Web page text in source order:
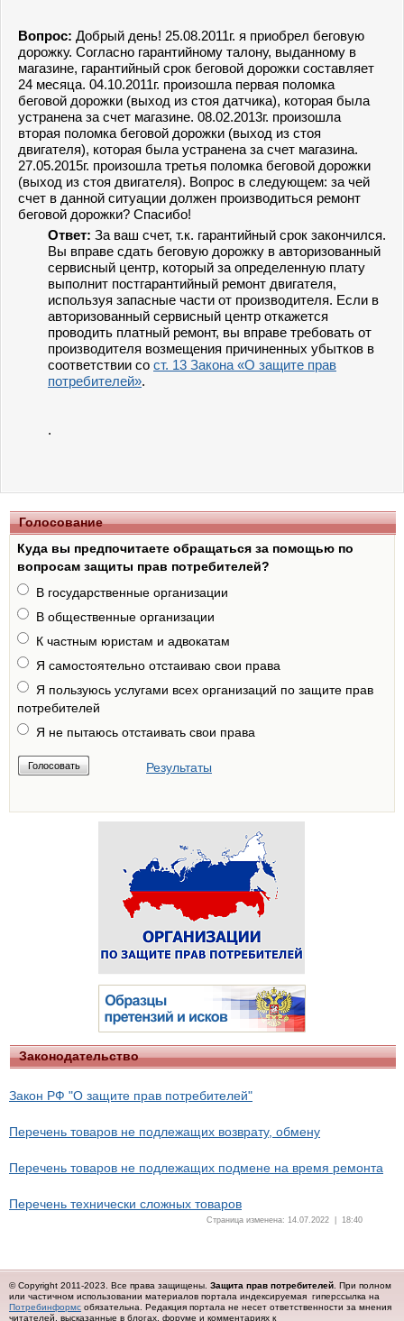
Вопрос: Добрый день! 25.08.2011г. я приобрел беговую
дорожку. Согласно гарантийному талону, выданному в
магазине, гарантийный срок беговой дорожки составляет
24 месяца. 04.10.2011г. произошла первая поломка
беговой дорожки (выход из стоя датчика), которая была
устранена за счет магазине. 08.02.2013г. произошла
вторая поломка беговой дорожки (выход из стоя
двигателя), которая была устранена за счет магазина.
27.05.2015г. произошла третья поломка беговой дорожки
(выход из стоя двигателя). Вопрос в следующем: за чей
счет в данной ситуации должен производиться ремонт
беговой дорожки? Спасибо!
Ответ: За ваш счет, т.к. гарантийный срок закончился.
Вы вправе сдать беговую дорожку в авторизованный
сервисный центр, который за определенную плату
выполнит постгарантийный ремонт двигателя,
используя запасные части от производителя. Если в
авторизованный сервисный центр откажется
проводить платный ремонт, вы вправе требовать от
производителя возмещения причиненных убытков в
соответствии со ст. 13 Закона «О защите прав
потребителей».
.
Голосование
Куда вы предпочитаете обращаться за помощью по
вопросам защиты прав потребителей?
В государственные организации
В общественные организации
К частным юристам и адвокатам
Я самостоятельно отстаиваю свои права
Я пользуюсь услугами всех организаций по защите прав
потребителей
Я не пытаюсь отстаивать свои права
Результаты
Законодательство
Закон РФ "О защите прав потребителей"
Перечень товаров не подлежащих возврату, обмену
Перечень товаров не подлежащих подмене на время ремонта
Перечень технически сложных товаров
Страница изменена: 14.07.2022 | 18:40
© Copyright 2011-2023. Все права защищены. Защита прав потребителей . При полном
или частичном использовании материалов портала индексируемая гиперссылка на
Потребинформс обязательна. Редакция портала не несет ответственности за мнения
читателей, высказанные в блогах, форуме и комментариях к